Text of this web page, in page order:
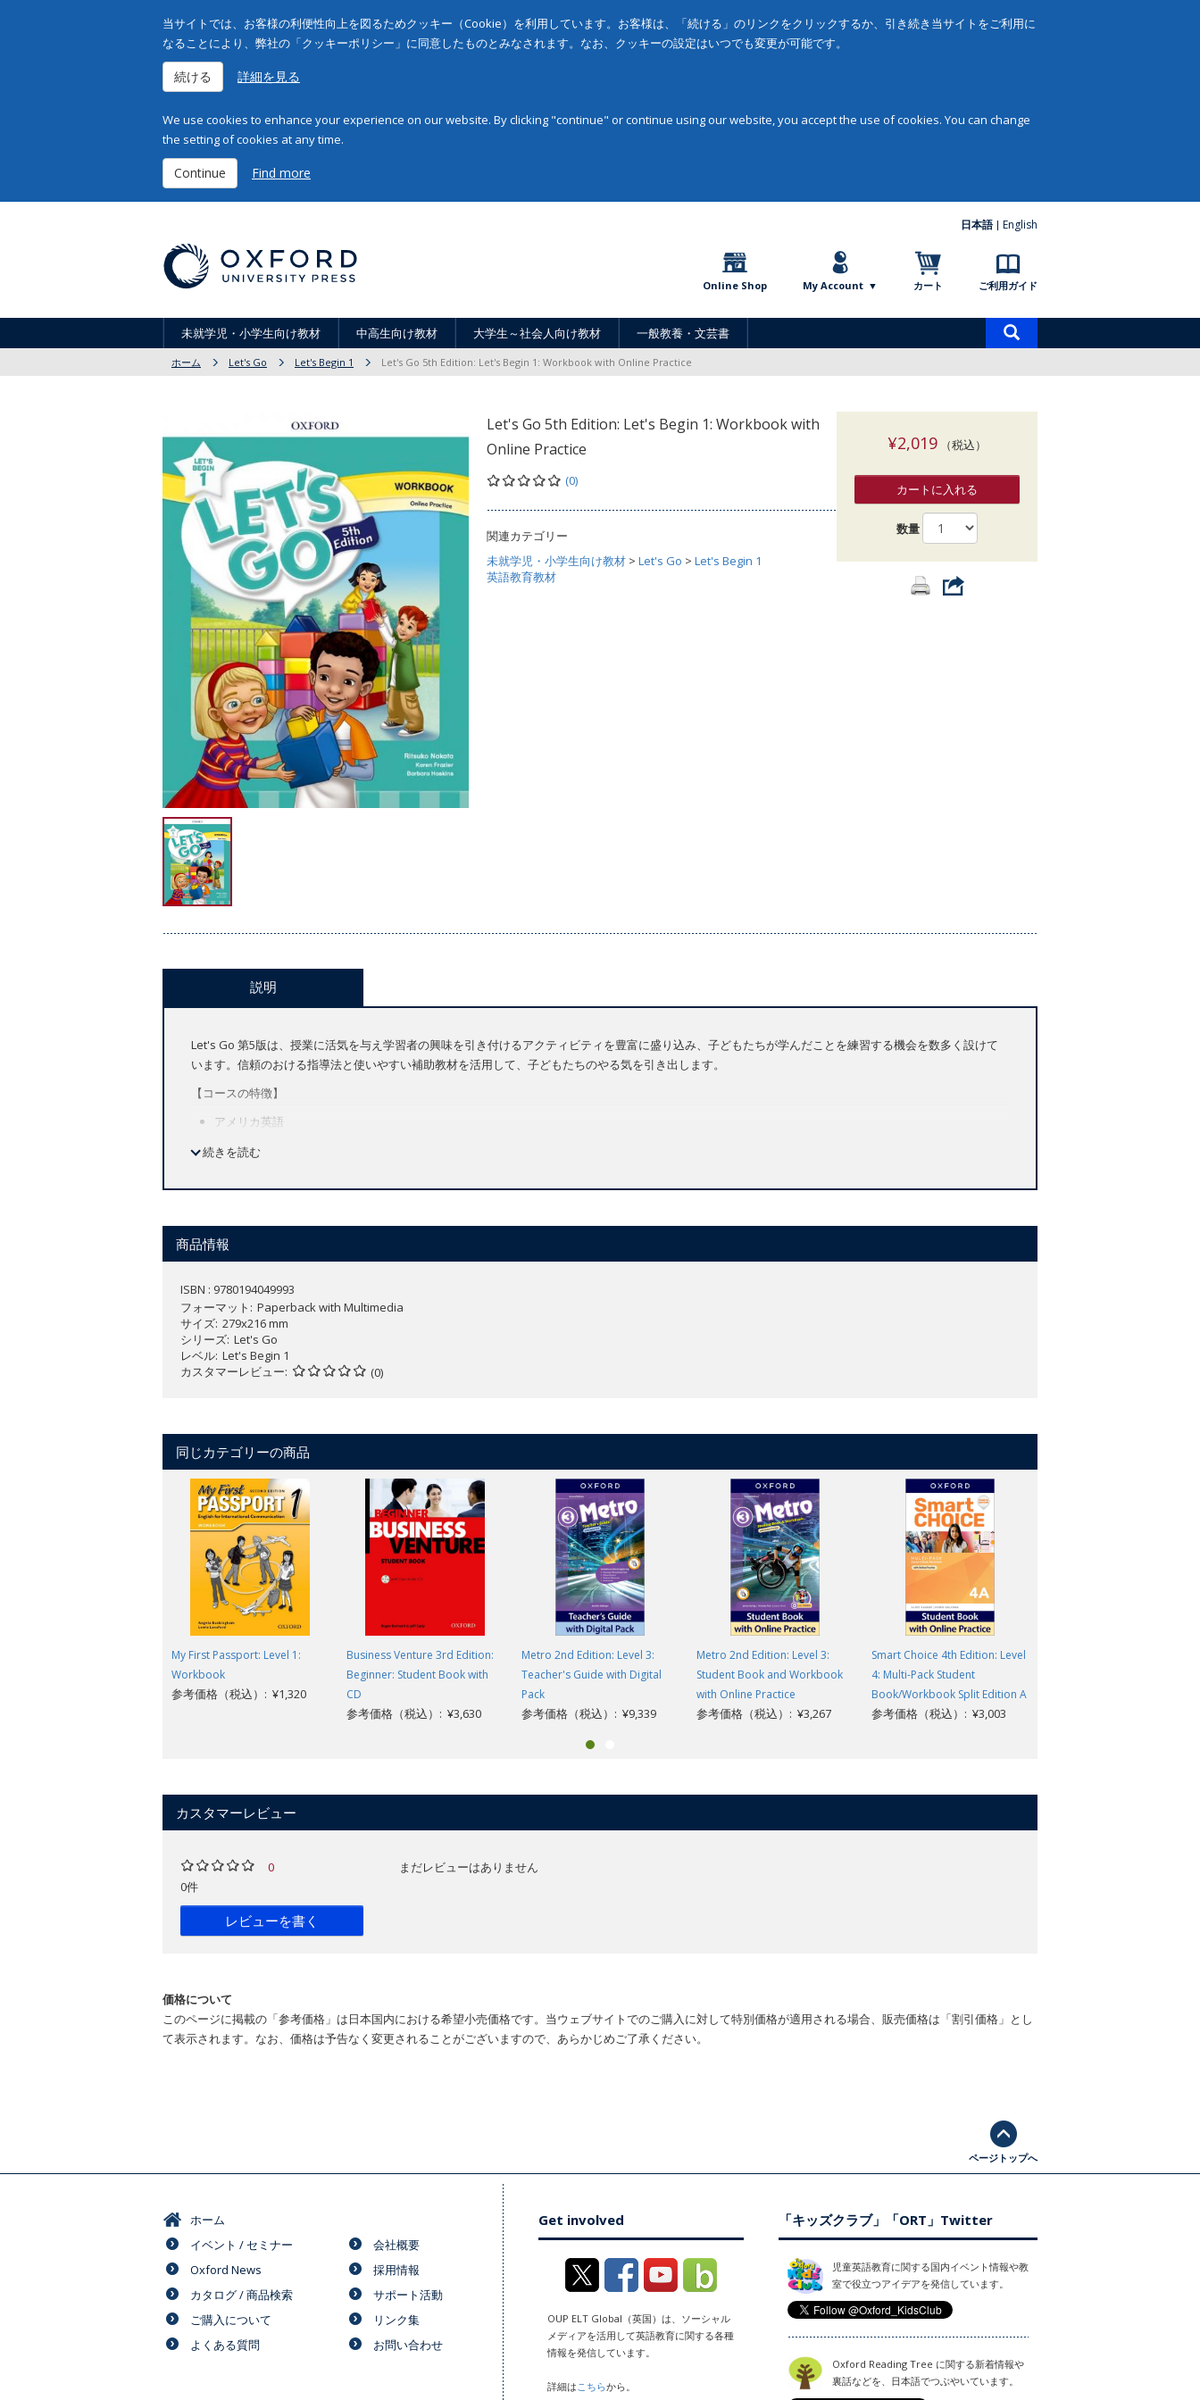
当サイトでは、お客様の利便性向上を図るためクッキー（Cookie）を利用しています。お客様は、「続ける」のリンクをクリックするか、引き続き当サイトをご利用に
なることにより、弊社の「クッキーポリシー」に同意したものとみなされます。なお、クッキーの設定はいつでも変更が可能です。
続ける 詳細を見る
We use cookies to enhance your experience on our website. By clicking "continue" or continue using our website, you accept the use of cookies. You can change
the setting of cookies at any time.
Continue Find more
日本語 English
Online Shop My Account カート ご利用ガイド
未就学児・小学生向け教材 中高生向け教材 大学生～社会人向け教材 一般教養・文芸書
索
ホーム Let's Go Let's Begin 1 Let's Go 5th Edition: Let's Begin 1: Workbook with Online Practice
Let's Go 5th Edition: Let's Begin 1: Workbook with
Online Practice
(0)
関連カテゴリー
未就学児・小学生向け教材 > Let's Go > Let's Begin 1
英語教育教材
¥2,019（税込）
カートに入れる
数量
説明
Let's Go 第5版は、授業に活気を与え学習者の興味を引き付けるアクティビティを豊富に盛り込み、子どもたちが学んだことを練習する機会を数多く設けて
います。信頼のおける指導法と使いやすい補助教材を活用して、子どもたちのやる気を引き出します。
【コースの特徴】
アメリカ英語
教師の双方向から便利に使えるオンライン・システムです。
続きを読む
商品情報
ISBN : 9780194049993
フォーマット
Paperback with Multimedia
サイズ 279x216 mm
シリーズ Let's Go
レベル Let's Begin 1
カスタマーレビュー
(0)
同じカテゴリーの商品
My First Passport: Level 1:
Workbook
参考価格（税込）: ¥1,320
Business Venture 3rd Edition:
Beginner: Student Book with
CD
参考価格（税込）: ¥3,630
Metro 2nd Edition: Level 3:
Teacher's Guide with Digital
Pack
参考価格（税込）: ¥9,339
Metro 2nd Edition: Level 3:
Student Book and Workbook
with Online Practice
参考価格（税込）: ¥3,267
Smart Choice 4th Edition: Level
4: Multi-Pack Student
Book/Workbook Split Edition A
参考価格（税込）: ¥3,003
カスタマーレビュー
0
0件
レビューを書く
まだレビューはありません
価格について
このページに掲載の「参考価格」は日本国内における希望小売価格です。当ウェブサイトでのご購入に対して特別価格が適用される場合、販売価格は「割引価格」とし
て表示されます。なお、価格は予告なく変更されることがございますので、あらかじめご了承ください。
ページトップへ
ホーム
イベント / セミナー
Oxford News
カタログ / 商品検索
ご購入について
よくある質問
会社概要
採用情報
サポート活動
リンク集
お問い合わせ
Get involved
OUP ELT Global（英国）は、ソーシャル
メディアを活用して英語教育に関する各種
情報を発信しています。
詳細は こちらから。
「キッズクラブ」「ORT」Twitter
児童英語教育に関する国内イベント情報や教
室で役立つアイデアを発信しています。
Oxford Reading Tree に関する新着情報や
裏話などを、日本語でつぶやいています。